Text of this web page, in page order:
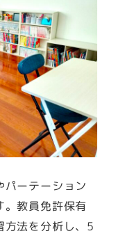
ーテーション
。教員免許保有
方法を分析し、5